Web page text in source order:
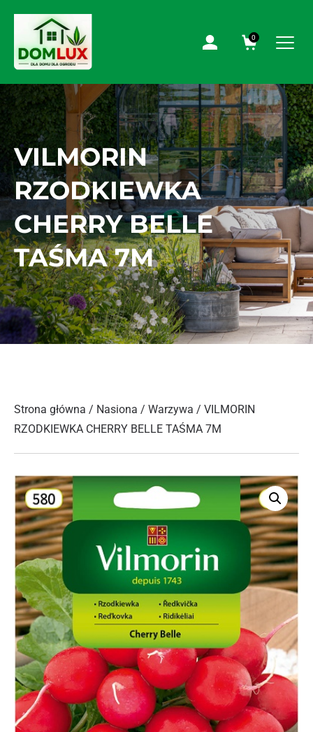
0
VILMORIN
RZODKIEWKA
CHERRY BELLE
TAŚMA 7M
Strona główna / Nasiona / Warzywa / VILMORIN
RZODKIEWKA CHERRY BELLE TAŚMA 7M